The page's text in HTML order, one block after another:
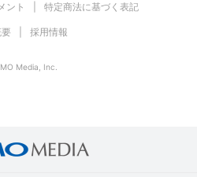
ント 特定商法に基づく表記
採用情報
Media, Inc.